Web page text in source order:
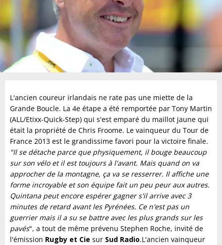
L'ancien coureur irlandais ne rate pas une miette de la
Grande Boucle. La 4e étape a été remportée par Tony Martin
(ALL/Etixx-Quick-Step) qui s'est emparé du maillot jaune qui
était la propriété de Chris Froome. Le vainqueur du Tour de
France 2013 est le grandissime favori pour la victoire finale.
"Il se détache parce que physiquement, il bouge beaucoup
sur son vélo et il est toujours à l'avant. Mais quand on va
approcher de la montagne, ça va se resserrer. Il affiche une
forme incroyable et son équipe fait un peu peur aux autres.
Quintana peut encore espérer gagner s'il arrive avec 3
minutes de retard avant les Pyrénées. Ce n'est pas un
guerrier mais il a su se battre avec les plus grands sur les
pavés", a tout de même prévenu Stephen Roche, invité de
l'émission Rugby et Cie sur Sud Radio.L'ancien vainqueur